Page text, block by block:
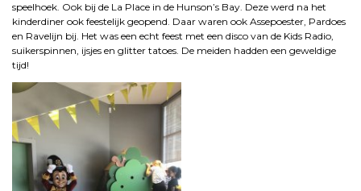
speelhoek. Ook bij de La Place in de Hunson’s Bay. Deze werd na het
kinderdiner ook feestelijk geopend. Daar waren ook Assepoester, Pardoes
en Ravelijn bij. Het was een echt feest met een disco van de Kids Radio,
suikerspinnen, ijsjes en glitter tatoes. De meiden hadden een geweldige
tijd!